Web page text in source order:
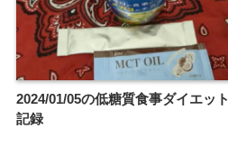
2024/01/05の低糖質食事ダイエット
記録